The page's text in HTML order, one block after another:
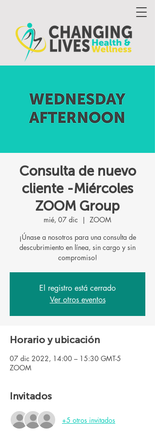
Consulta de nuevo
cliente -Miércoles
ZOOM Group
mié, 07 dic
  |
ZOOM
¡Únase a nosotros para una consulta de
descubrimiento en línea, sin cargo y sin
El registro está cerrado
Ver otros eventos
Horario y ubicación
07 dic 2022, 14:00 – 15:30 GMT-5
ZOOM
Invitados
+5 otros invitados